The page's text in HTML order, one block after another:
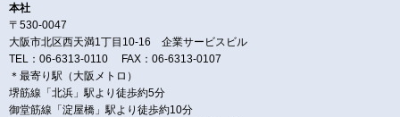
本社
〒530-0047
大阪市北区西天満1丁目10-16 企業サービスビル
TEL：06-6313-0110 FAX：06-6313-0107
＊最寄り駅（大阪メトロ）
堺筋線「北浜」駅より徒歩約5分
御堂筋線「淀屋橋」駅より徒歩約10分